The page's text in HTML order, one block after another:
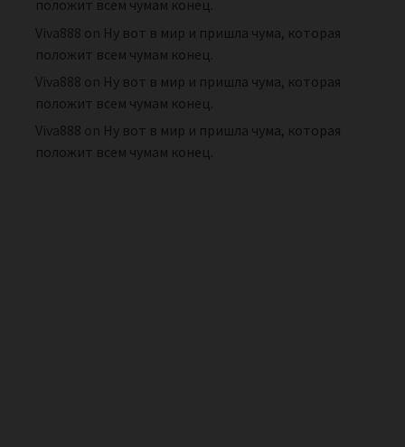
положит всем чумам конец.
Viva888 on Ну вот в мир и пришла чума, которая
положит всем чумам конец.
Viva888 on Ну вот в мир и пришла чума, которая
положит всем чумам конец.
Viva888 on Ну вот в мир и пришла чума, которая
положит всем чумам конец.